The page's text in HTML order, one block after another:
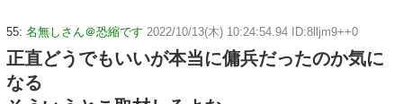
55: 名無しさん＠恐縮です 2022/10/13(木) 10:24:54.94 ID:8lljm9++0
正直どうでもいいが本当に傭兵だったのか気に
なる